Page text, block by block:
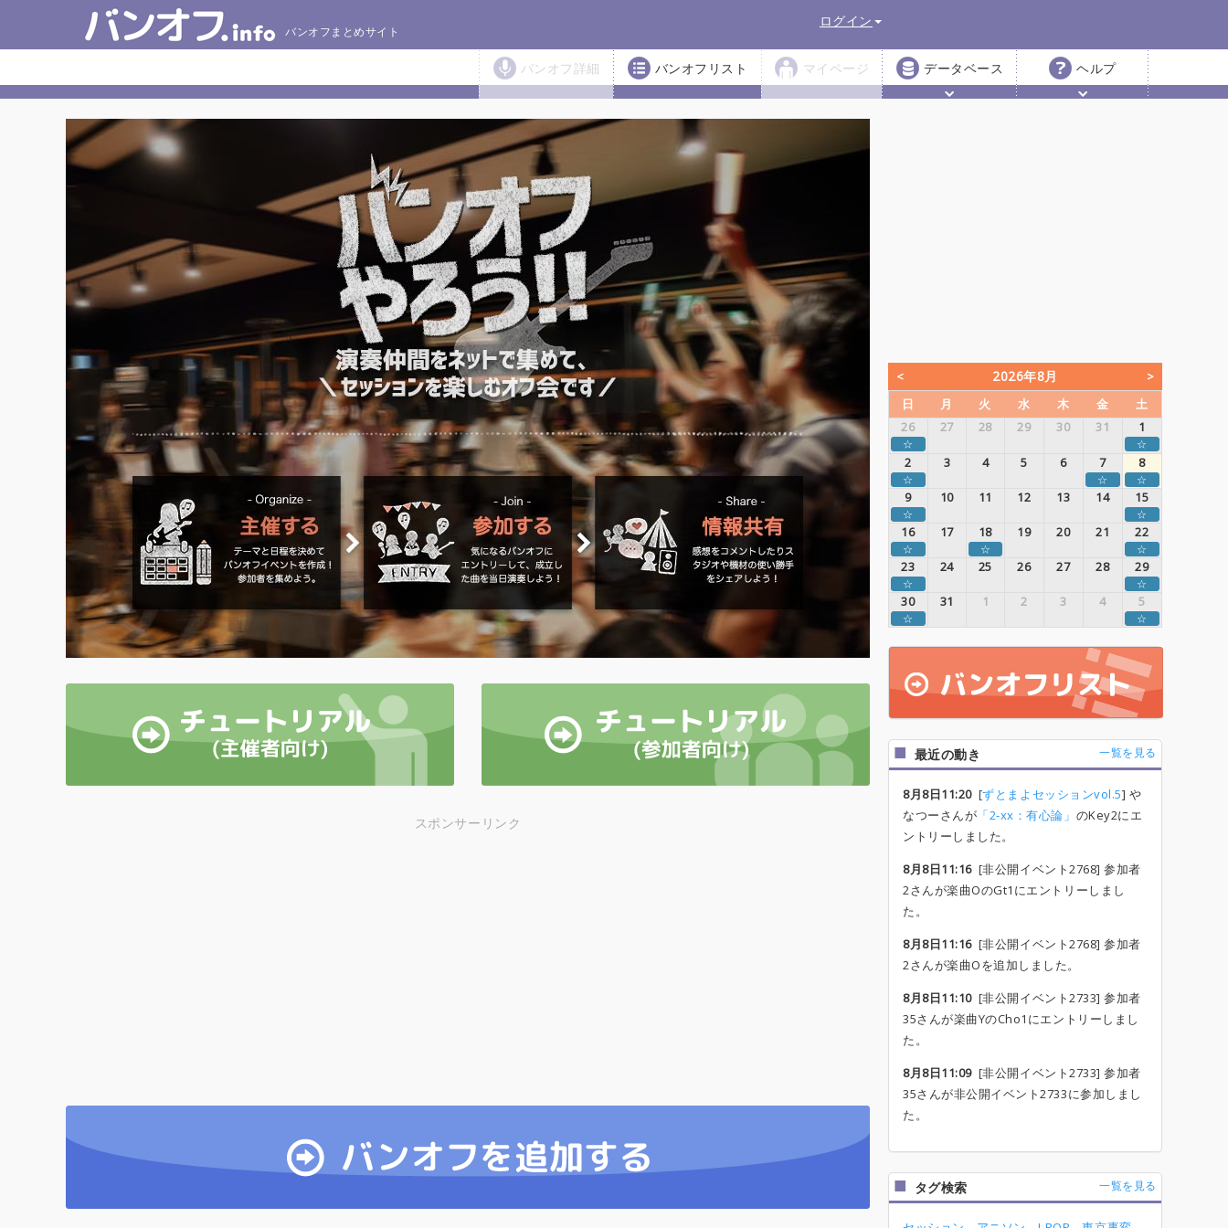
バンオフまとめサイト
ログイン
バンオフ詳細 バンオフリスト マイページ データベース ヘルプ
スポンサーリンク
2026年8月
日 月 火 水 木 金
土
26
27 28 29 30 31 1
☆ ☆
2 3 4 5 6 7 8
☆ ☆ ☆
9 10 11 12 13 14 15
☆ ☆
16 17 18 19 20 21 22
☆ ☆ ☆
23 24 25 26 27 28 29
☆ ☆
30 31 1 2 3 4 5
☆ ☆
最近の動き 一覧を見る
8月8日11:20[ずとまよセッションvol.5] や
なつーさんが 「2-xx：有心論」 のKey2にエ
ントリーしました。
8月8日11:16[非公開イベント2768] 参加者
2さんが楽曲OのGt1にエントリーしまし
た。
8月8日11:16[非公開イベント2768] 参加者
2さんが楽曲Oを追加しました。
8月8日11:10[非公開イベント2733] 参加者
35さんが楽曲YのCho1にエントリーしまし
た。
8月8日11:09[非公開イベント2733] 参加者
35さんが非公開イベント2733に参加しまし
た。
タグ検索 一覧を見る